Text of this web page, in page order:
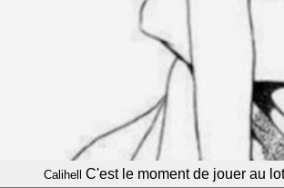
Calihell C'est le moment de jouer au